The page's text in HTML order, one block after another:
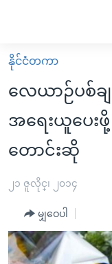
လွယ်ကူ
စေ
များ
ပင်မ
ကျော်
ကြည့်
မူလစာမျက်နှာ
မြန်မာ
ကမ္ဘာ့သတင်းများ
နိုင်ငံတကာ
အစ္စရေး-ပါလက်စတိုင်း
ဗွီဒီယို
အင်္ဂလိပ်စာလေ့လာမ
အမေရိကန်သုံးအီဒီယံ
အပတ်စဉ်ကဏ္ဍများ
နိုင်ငံတကာ
လေယာဉ်ပစ်ချ
အရေးယူပေး
တောင်းဆို
၂၁ ဇူလိုင္၊ ၂၀၁၄
မျှဝေပါ